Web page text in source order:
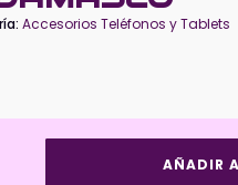
Accesorios Teléfonos y Tablets
AÑADIR